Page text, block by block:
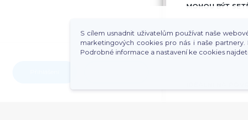
S cílem usnadnit uživatelům používat naše
marketingových cookies pro nás i naše
Podrobné informace a nastavení ke cookies
MOHOU BÝT
MALUJTE A